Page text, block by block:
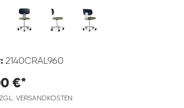
2140CRAL960
€*
VERSANDKOSTEN